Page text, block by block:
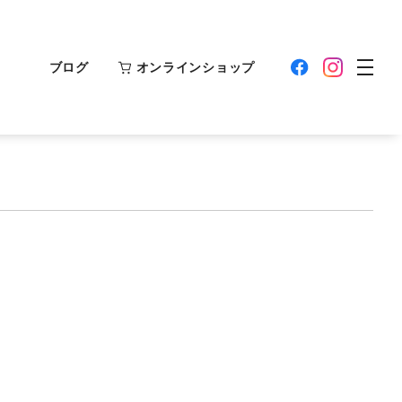
ブログ オンラインショップ